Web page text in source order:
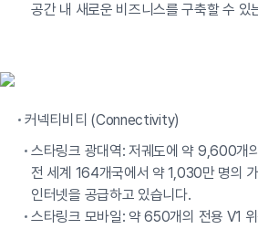
공간 내 새로운 비즈니스를 구축할 수 있
커넥티비티 (Connectivity)
스타링크 광대역: 저궤도에 약 9,600개
전 세계 164개국에서 약 1,030만 명의
인터넷을 공급하고 있습니다.
스타링크 모바일: 약 650개의 전용 V1